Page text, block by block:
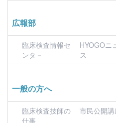
広報部
臨床検査情報セ
ンタ－
HYOGOニ
ス
一般の方へ
臨床検査技師の
仕事
市民公開講